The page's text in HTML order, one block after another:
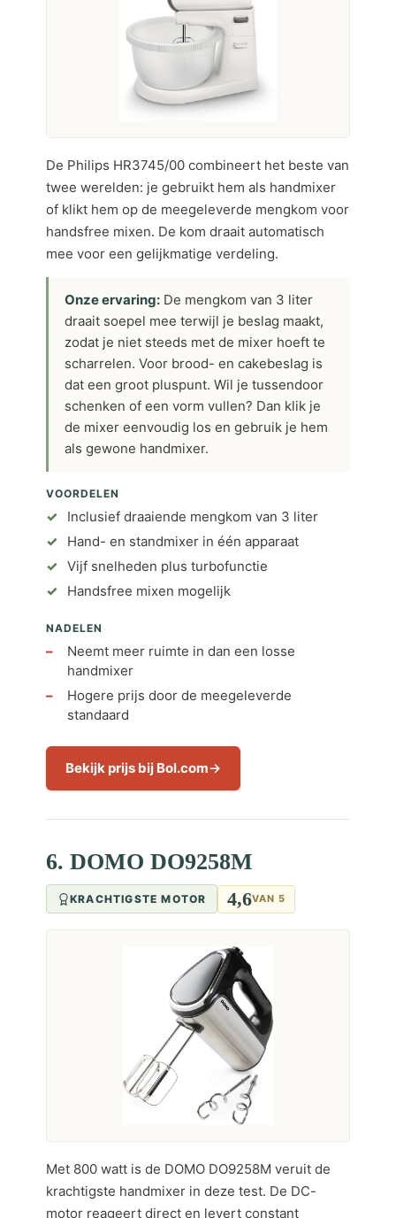
De Philips HR3745/00 combineert het beste van
twee werelden: je gebruikt hem als handmixer
of klikt hem op de meegeleverde mengkom voor
handsfree mixen. De kom draait automatisch
mee voor een gelijkmatige verdeling.
Onze ervaring: De mengkom van 3 liter
draait soepel mee terwijl je beslag maakt,
zodat je niet steeds met de mixer hoeft te
scharrelen. Voor brood- en cakebeslag is
dat een groot pluspunt. Wil je tussendoor
schenken of een vorm vullen? Dan klik je
de mixer eenvoudig los en gebruik je hem
als gewone handmixer.
VOORDELEN
Inclusief draaiende mengkom van 3 liter
Hand- en standmixer in één apparaat
Vijf snelheden plus turbofunctie
Handsfree mixen mogelijk
NADELEN
Neemt meer ruimte in dan een losse
handmixer
Hogere prijs door de meegeleverde
standaard
Bekijk prijs bij Bol.com
6. DOMO DO9258M
KRACHTIGSTE MOTOR 4,6VAN 5
Met 800 watt is de DOMO DO9258M veruit de
krachtigste handmixer in deze test. De DC-
motor reageert direct en levert constant